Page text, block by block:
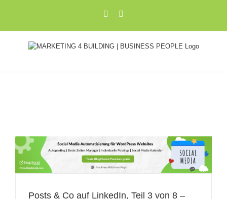
Xing
Posts & Co auf LinkedIn, Teil 3 von 8 –